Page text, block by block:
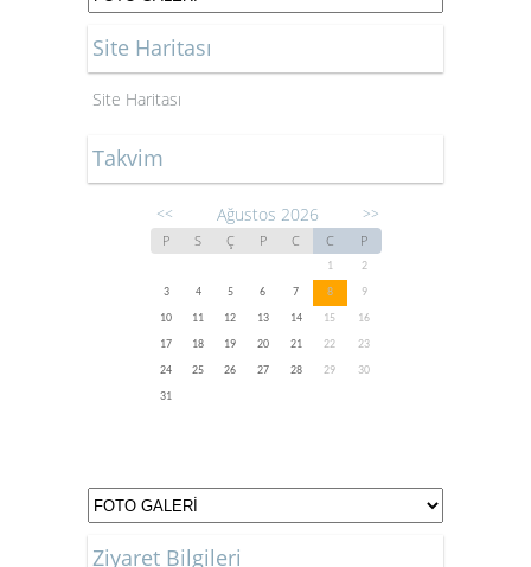
Site Haritası
Site Haritası
Takvim
<< Ağustos 2026 >>
P S Ç P C C P
1
2
3
4 5 6 7 8
9
10
11 12 13 14 15
16
17
18 19 20 21 22
23
24
25 26 27 28 29
30
31
Ziyaret Bilgileri